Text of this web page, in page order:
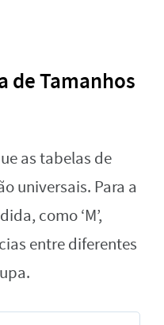
de Tamanhos
as tabelas de
universais. Para a
como ‘M’,
entre diferentes